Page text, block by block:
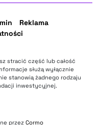
Reklama
stracić część lub całość
służą wyłącznie
stanowią żadnego rodzaju
inwestycyjnej.
przez Cormo